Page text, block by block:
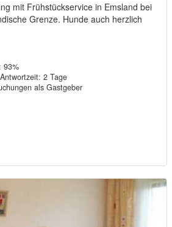
mit Frühstückservice in Emsland bei
Grenze. Hunde auch herzlich
93%
2 Tage
als Gastgeber